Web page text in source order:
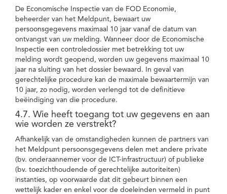
De Economische Inspectie van de FOD Economie,
beheerder van het Meldpunt, bewaart uw
persoonsgegevens maximaal 10 jaar vanaf de datum van
ontvangst van uw melding. Wanneer door de Economische
Inspectie een controledossier met betrekking tot uw
melding wordt geopend, worden uw gegevens maximaal 10
jaar na sluiting van het dossier bewaard. In geval van
gerechtelijke procedure kan de maximale bewaartermijn van
10 jaar, zo nodig, worden verlengd tot de definitieve
beëindiging van die procedure.
4.7. Wie heeft toegang tot uw gegevens en aan
wie worden ze verstrekt?
Afhankelijk van de omstandigheden kunnen de partners van
het Meldpunt persoonsgegevens delen met andere private
(bv. onderaannemer voor de ICT-infrastructuur) of publieke
(bv. toezichthoudende of gerechtelijke autoriteiten)
instanties, op voorwaarde dat dit gebeurt binnen een
wettelijk kader en enkel voor de doeleinden vermeld in punt